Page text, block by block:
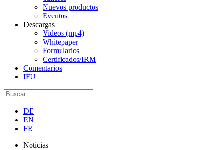
Nuevos productos
Eventos
Descargas
Videos (mp4)
Whitepaper
Formularios
Certificados/IRM
Comentarios
IFU
DE
EN
FR
Noticias